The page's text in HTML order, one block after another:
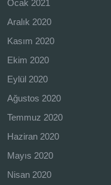
Ocak 2021
Aralık 2020
Kasım 2020
Ekim 2020
Eylül 2020
Ağustos 2020
Temmuz 2020
Haziran 2020
Mayıs 2020
Nisan 2020